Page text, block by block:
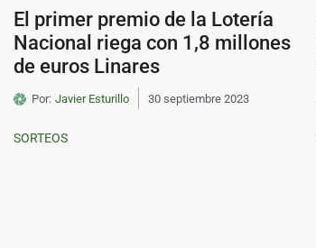
El primer premio de la Lotería
Nacional riega con 1,8 millones
de euros Linares
Por: Javier Esturillo 30 septiembre 2023
SORTEOS